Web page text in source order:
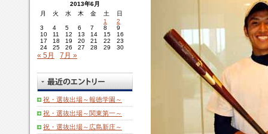
2013年6月
月
火 水 木 金 土
日
1
2
3
4 5 6 7 8
9
10
11 12 13 14 15
16
17
18 19 20 21 22
23
24
25 26 27 28 29 30
« 5月 7月 »
祝・選抜出場～報徳学園～
祝・選抜出場～関東第一～
祝・選抜出場～広島新庄～